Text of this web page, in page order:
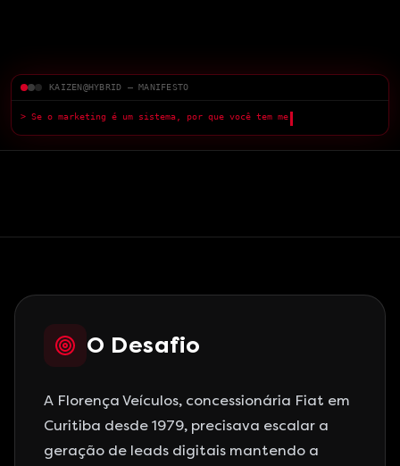
KAIZEN@HYBRID — MANIFESTO
pode fazer?█
O Desafio
A Florença Veículos, concessionária Fiat em
Curitiba desde 1979, precisava escalar a
geração de leads digitais mantendo a